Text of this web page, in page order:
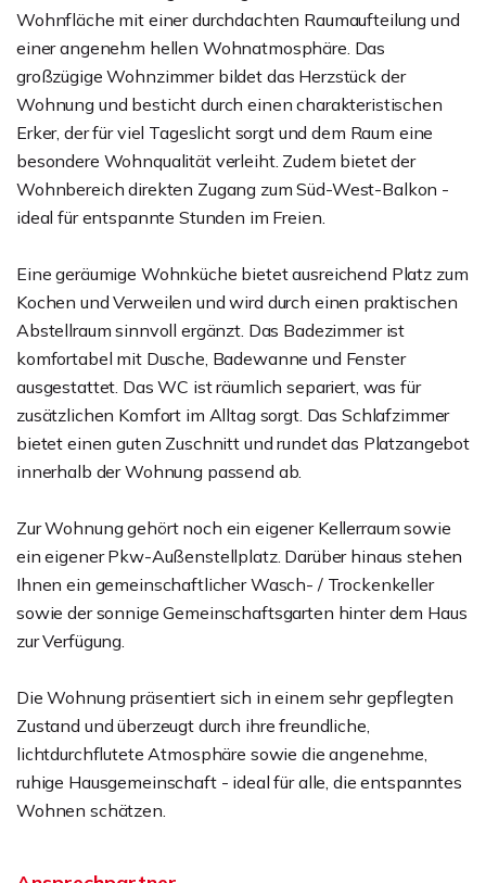
Wohnfläche mit einer durchdachten Raumaufteilung und
einer angenehm hellen Wohnatmosphäre. Das
großzügige Wohnzimmer bildet das Herzstück der
Wohnung und besticht durch einen charakteristischen
Erker, der für viel Tageslicht sorgt und dem Raum eine
besondere Wohnqualität verleiht. Zudem bietet der
Wohnbereich direkten Zugang zum Süd-West-Balkon -
ideal für entspannte Stunden im Freien.
Eine geräumige Wohnküche bietet ausreichend Platz zum
Kochen und Verweilen und wird durch einen praktischen
Abstellraum sinnvoll ergänzt. Das Badezimmer ist
komfortabel mit Dusche, Badewanne und Fenster
ausgestattet. Das WC ist räumlich separiert, was für
zusätzlichen Komfort im Alltag sorgt. Das Schlafzimmer
bietet einen guten Zuschnitt und rundet das Platzangebot
innerhalb der Wohnung passend ab.
Zur Wohnung gehört noch ein eigener Kellerraum sowie
ein eigener Pkw-Außenstellplatz. Darüber hinaus stehen
Ihnen ein gemeinschaftlicher Wasch- / Trockenkeller
sowie der sonnige Gemeinschaftsgarten hinter dem Haus
zur Verfügung.
Die Wohnung präsentiert sich in einem sehr gepflegten
Zustand und überzeugt durch ihre freundliche,
lichtdurchflutete Atmosphäre sowie die angenehme,
ruhige Hausgemeinschaft - ideal für alle, die entspanntes
Wohnen schätzen.